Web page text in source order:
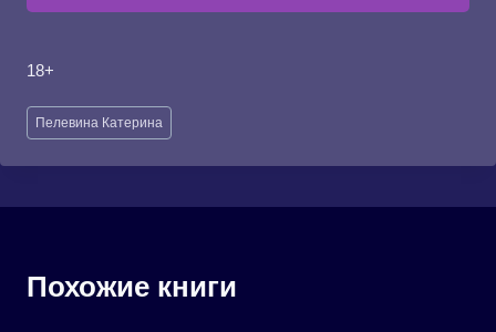
18+
Метки
записи:
Пелевина Катерина
Похожие книги